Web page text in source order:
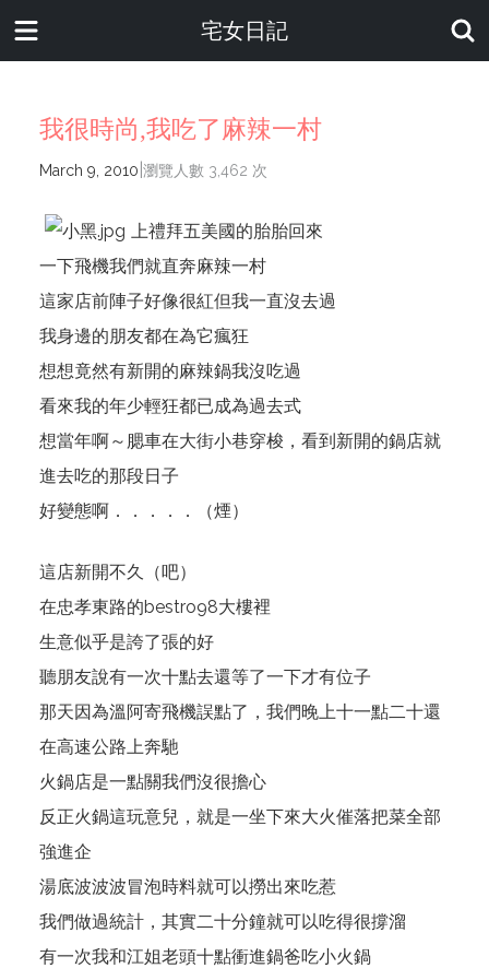
宅女日記
我很時尚,我吃了麻辣一村
March 9, 2010 瀏覽人數 3,462 次
上禮拜五美國的胎胎回來
一下飛機我們就直奔麻辣一村
這家店前陣子好像很紅但我一直沒去過
我身邊的朋友都在為它瘋狂
想想竟然有新開的麻辣鍋我沒吃過
看來我的年少輕狂都已成為過去式
想當年啊～腮車在大街小巷穿梭，看到新開的鍋店就
進去吃的那段日子
好變態啊．．．．．（煙）
這店新開不久（吧）
在忠孝東路的bestro98大樓裡
生意似乎是誇了張的好
聽朋友說有一次十點去還等了一下才有位子
那天因為溫阿寄飛機誤點了，我們晚上十一點二十還
在高速公路上奔馳
火鍋店是一點關我們沒很擔心
反正火鍋這玩意兒，就是一坐下來大火催落把菜全部
強進企
湯底波波波冒泡時料就可以撈出來吃惹
我們做過統計，其實二十分鐘就可以吃得很撐溜
有一次我和江姐老頭十點衝進鍋爸吃小火鍋